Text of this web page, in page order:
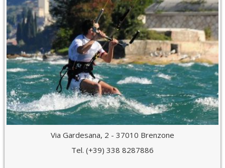
Via Gardesana, 2 - 37010 Brenzone
Tel. (+39) 338 8287886